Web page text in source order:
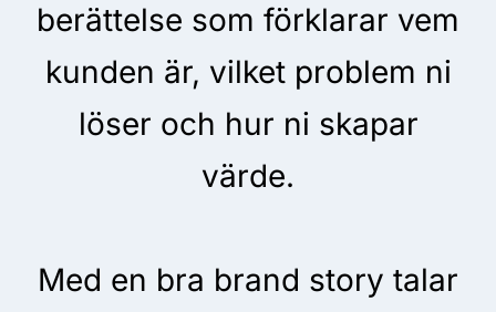
berättelse som förklarar vem
kunden är, vilket problem ni
löser och hur ni skapar
värde.
Med en bra brand story talar